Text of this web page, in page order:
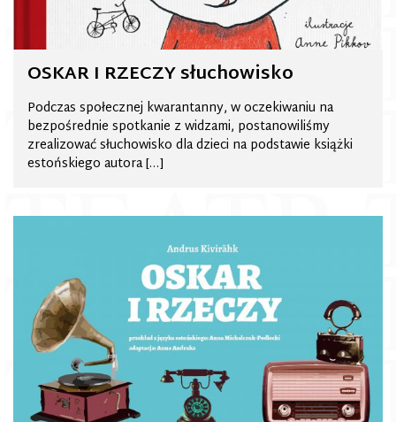
OSKAR I RZECZY słuchowisko
Podczas społecznej kwarantanny, w oczekiwaniu na
bezpośrednie spotkanie z widzami, postanowiliśmy
zrealizować słuchowisko dla dzieci na podstawie książki
estońskiego autora […]